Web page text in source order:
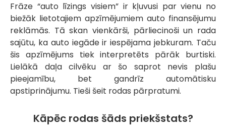
Frāze “auto līzings visiem” ir kļuvusi par vienu no
biežāk lietotajiem apzīmējumiem auto finansējumu
reklāmās. Tā skan vienkārši, pārliecinoši un rada
sajūtu, ka auto iegāde ir iespējama jebkuram. Taču
šis apzīmējums tiek interpretēts pārāk burtiski.
Lielākā daļa cilvēku ar šo saprot nevis plašu
pieejamību, bet gandrīz automātisku
apstiprinājumu. Tieši šeit rodas pārpratumi.
Kāpēc rodas šāds priekšstats?